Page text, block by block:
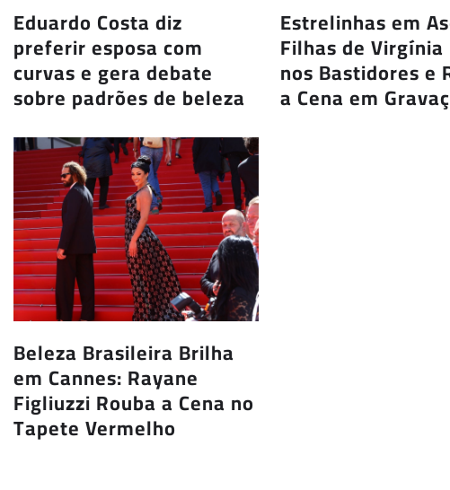
Eduardo Costa diz
preferir esposa com
curvas e gera debate
sobre padrões de beleza
Estrelinhas em
Filhas de
nos Bastidores e
a Cena em
Beleza Brasileira Brilha
em Cannes: Rayane
Figliuzzi Rouba a Cena no
Tapete Vermelho